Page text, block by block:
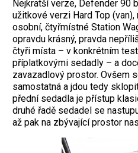
Nejkratší verze, Defender 90
užitkové verzi Hard Top
osobní, čtyřmístné Station
opravdu krásný, pravda
čtyři místa – v konkrétním
příplatkovými sedadly – a
zavazadlový prostor. Ovšem
samostatná a jdou tedy
přední sedadla je přístup
druhé řadě sedadel se
až pak na zbývající prostor